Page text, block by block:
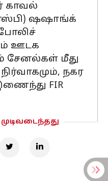
காவல்
ஷஷாங்க்
ஊடக
சேனல்கள் மீது
நகர
FIR